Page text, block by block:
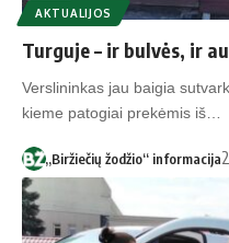
AKTUALIJOS
Turguje – ir bulvės, ir
Verslininkas jau baigia
kieme patogiai prekėmis iš…
„Biržiečių žodžio“ informacija